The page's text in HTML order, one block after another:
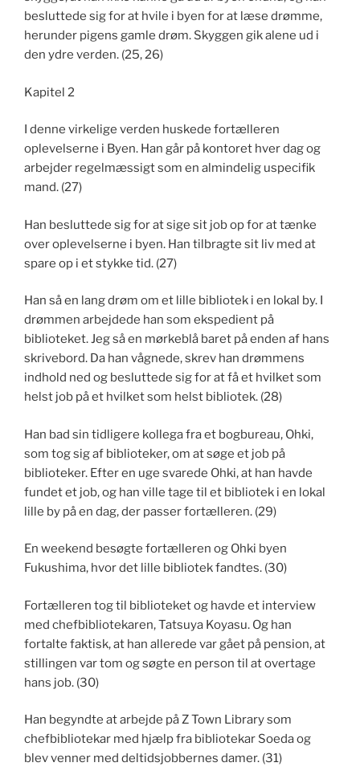
besluttede sig for at hvile i byen for at læse drømme,
herunder pigens gamle drøm. Skyggen gik alene ud i
den ydre verden. (25, 26)
Kapitel 2
I denne virkelige verden huskede fortælleren
oplevelserne i Byen. Han går på kontoret hver dag og
arbejder regelmæssigt som en almindelig uspecifik
mand. (27)
Han besluttede sig for at sige sit job op for at tænke
over oplevelserne i byen. Han tilbragte sit liv med at
spare op i et stykke tid. (27)
Han så en lang drøm om et lille bibliotek i en lokal by. I
drømmen arbejdede han som ekspedient på
biblioteket. Jeg så en mørkeblå baret på enden af hans
skrivebord. Da han vågnede, skrev han drømmens
indhold ned og besluttede sig for at få et hvilket som
helst job på et hvilket som helst bibliotek. (28)
Han bad sin tidligere kollega fra et bogbureau, Ohki,
som tog sig af biblioteker, om at søge et job på
biblioteker. Efter en uge svarede Ohki, at han havde
fundet et job, og han ville tage til et bibliotek i en lokal
lille by på en dag, der passer fortælleren. (29)
En weekend besøgte fortælleren og Ohki byen
Fukushima, hvor det lille bibliotek fandtes. (30)
Fortælleren tog til biblioteket og havde et interview
med chefbibliotekaren, Tatsuya Koyasu. Og han
fortalte faktisk, at han allerede var gået på pension, at
stillingen var tom og søgte en person til at overtage
hans job. (30)
Han begyndte at arbejde på Z Town Library som
chefbibliotekar med hjælp fra bibliotekar Soeda og
blev venner med deltidsjobbernes damer. (31)